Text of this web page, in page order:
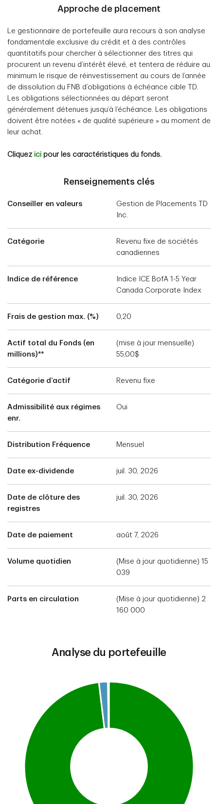
Approche de placement
Le gestionnaire de portefeuille aura recours à son analyse
fondamentale exclusive du crédit et à des contrôles
quantitatifs pour chercher à sélectionner des titres qui
procurent un revenu d’intérêt élevé, et tentera de réduire au
minimum le risque de réinvestissement au cours de l’année
de dissolution du FNB d’obligations à échéance cible TD.
Les obligations sélectionnées au départ seront
généralement détenues jusqu’à l’échéance. Les obligations
doivent être notées « de qualité supérieure » au moment de
leur achat.
Cliquez ici pour les caractéristiques du fonds.
Renseignements clés
Conseiller en valeurs
Gestion de Placements TD
Inc.
Catégorie
Revenu fixe de sociétés
canadiennes
Indice de référence
Indice ICE BofA 1-5 Year
Canada Corporate Index
Frais de gestion max. (%) 0,20
Actif total du Fonds (en
millions)**
(mise à jour mensuelle)
55,00$
Catégorie d’actif Revenu fixe
Admissibilité aux régimes
enr.
Oui
Distribution Fréquence Mensuel
Date ex-dividende juil. 30, 2026
Date de clôture des
registres
juil. 30, 2026
Date de paiement août 7, 2026
Volume quotidien
(Mise à jour quotidienne) 15
039
Parts en circulation
(Mise à jour quotidienne) 2
160 000
Analyse du portefeuille
Pie chart with 3 slices.
This is a portfolio analysis pie chart